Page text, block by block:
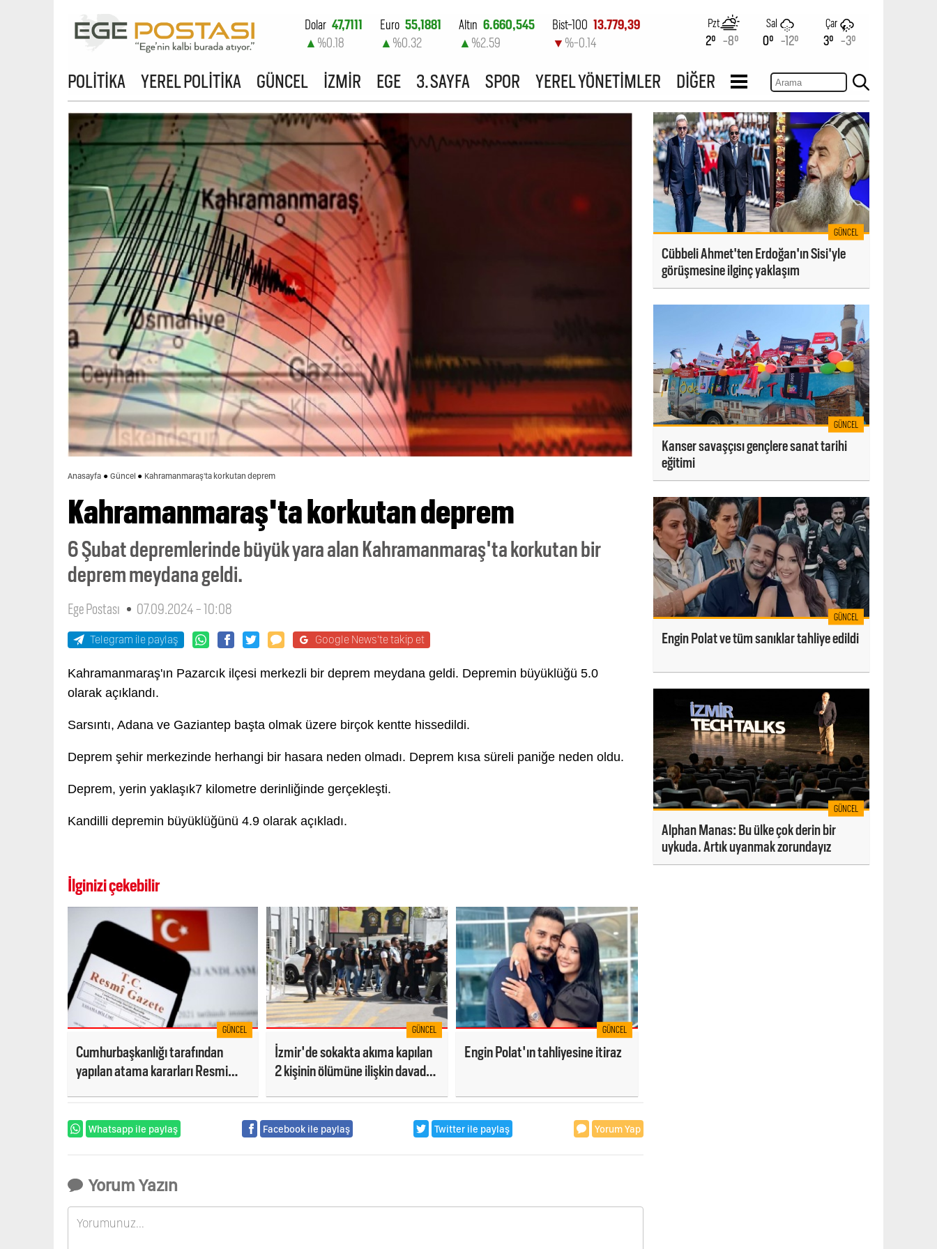
Dolar 47,7111
▲ %0.18
Euro 55,1881
▲ %0.32
Altın 6.660,545
▲ %2.59
Bist-100 13.779,39
▼ %-0.14
Pzt
2° -8°
Sal
0° -12°
Çar
3° -3°
POLİTİKA YEREL POLİTİKA GÜNCEL İZMİR EGE 3. SAYFA SPOR YEREL YÖNETİMLER DİĞER
Anasayfa Güncel Kahramanmaraş'ta korkutan deprem
Kahramanmaraş'ta korkutan deprem
6 Şubat depremlerinde büyük yara alan Kahramanmaraş'ta korkutan bir
deprem meydana geldi.
Ege Postası 07.09.2024 - 10:08
Telegram ile paylaş Google News'te takip et
Kahramanmaraş'ın Pazarcık ilçesi merkezli bir deprem meydana geldi. Depremin büyüklüğü 5.0
olarak açıklandı.
Sarsıntı, Adana ve Gaziantep başta olmak üzere birçok kentte hissedildi.
Deprem şehir merkezinde herhangi bir hasara neden olmadı. Deprem kısa süreli paniğe neden oldu.
Deprem, yerin yaklaşık7 kilometre derinliğinde gerçekleşti.
Kandilli depremin büyüklüğünü 4.9 olarak açıkladı.
İlginizi çekebilir
GÜNCEL
Cumhurbaşkanlığı tarafından
yapılan atama kararları Resmi
GÜNCEL
İzmir'de sokakta akıma kapılan
2 kişinin ölümüne ilişkin davada:
GÜNCEL
Engin Polat'ın tahliyesine itiraz
Whatsapp ile paylaş Facebook ile paylaş Twitter ile paylaş Yorum Yap
Yorum Yazın
GÜNCEL
Cübbeli Ahmet'ten Erdoğan'ın Sisi'yle
görüşmesine ilginç yaklaşım
GÜNCEL
Kanser savaşçısı gençlere sanat tarihi
eğitimi
GÜNCEL
Engin Polat ve tüm sanıklar tahliye edildi
GÜNCEL
Alphan Manas: Bu ülke çok derin bir
uykuda. Artık uyanmak zorundayız